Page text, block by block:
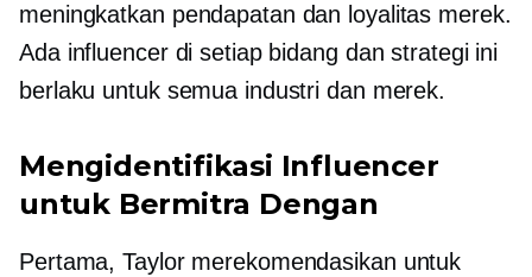
meningkatkan pendapatan dan loyalitas merek.
Ada influencer di setiap bidang dan strategi ini
berlaku untuk semua industri dan merek.
Mengidentifikasi Influencer
untuk Bermitra Dengan
Pertama, Taylor merekomendasikan untuk